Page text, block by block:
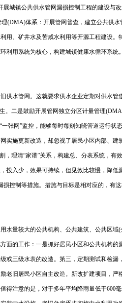
城镇公共供水管网漏损控制工程的建设与
体系：开展管网普查，建立公共供
、矿井水及苦咸水利用等开源工程建设
用系统为核心，构建城镇健康水循环系
水管网。这就要求供水企业定期对供水
二是鼓励开展管网独立分区计量管理
网”监控，能够每时每刻知晓管道运行
施更新改造，却忽视了居民小区内部、
理清“家谱”关系，构建总、分表系统，有
入少，效果可持续，但见效比较慢，降
控制等措施。措施与目标是相对应的，
量较大的公共机构、公共建筑、公共区
的工作：一是抓好居民小区和公共机构
三级水表的改造。第三，定期测试和检
旧居民小区自主改造。新改扩建项目，
注意的是，对于多年平均降雨量低于600